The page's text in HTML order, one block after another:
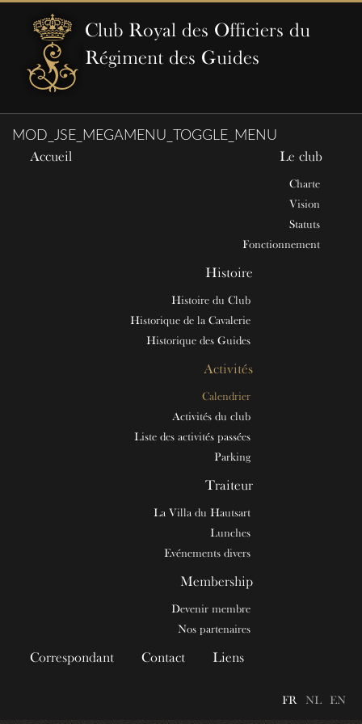
Club Royal des Officiers du
Régiment des Guides
MOD_JSE_MEGAMENU_TOGGLE_MENU
Accueil Le club
Charte
Vision
Statuts
Fonctionnement
Histoire
Histoire du Club
Historique de la Cavalerie
Historique des Guides
Activités
Calendrier
Activités du club
Liste des activités passées
Parking
Traiteur
La Villa du Hautsart
Lunches
Evénements divers
Membership
Devenir membre
Nos partenaires
Correspondant Contact Liens
FR NL EN